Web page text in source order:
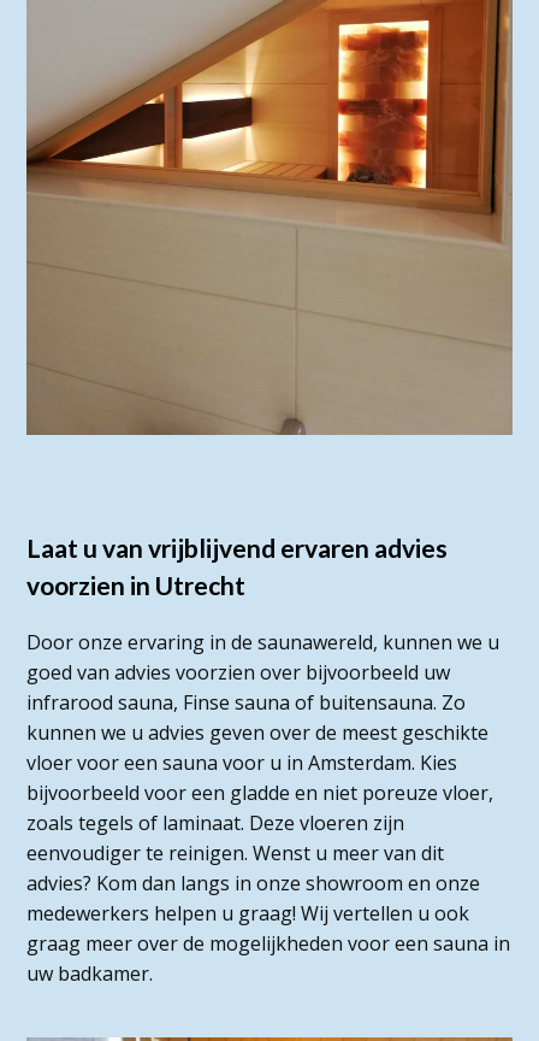
Laat u van vrijblijvend ervaren advies
voorzien in Utrecht
Door onze ervaring in de saunawereld, kunnen we u
goed van advies voorzien over bijvoorbeeld uw
infrarood sauna, Finse sauna of buitensauna. Zo
kunnen we u advies geven over de meest geschikte
vloer voor een sauna voor u in Amsterdam. Kies
bijvoorbeeld voor een gladde en niet poreuze vloer,
zoals tegels of laminaat. Deze vloeren zijn
eenvoudiger te reinigen. Wenst u meer van dit
advies? Kom dan langs in onze showroom en onze
medewerkers helpen u graag! Wij vertellen u ook
graag meer over de mogelijkheden voor een sauna in
uw badkamer.